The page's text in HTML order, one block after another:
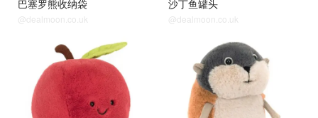
巴塞罗熊收纳袋
@dealmoon.co.uk
沙丁鱼罐头
@dealmoon.co.uk